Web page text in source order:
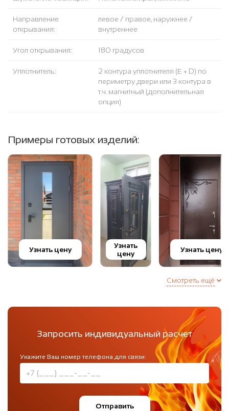
Направление
открывания:
левое / правое, наружнее /
внутреннее
Угол открывания: 180 градусов
Уплотнитель:
2 контура уплотнителя (Е + D) по
периметру двери или 3 контура в
т.ч. магнитный (дополнительная
опция)
Примеры готовых изделий:
Узнать цену
Узнать
цену
Узнать цену
Смотреть ещё
Запросить индивидуальный расчет
Укажите Ваш номер телефона для связи:
Отправить